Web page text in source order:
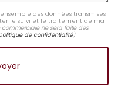
des données transmises
le suivi et le traitement de ma
commerciale ne sera faite des
de confidentialité)